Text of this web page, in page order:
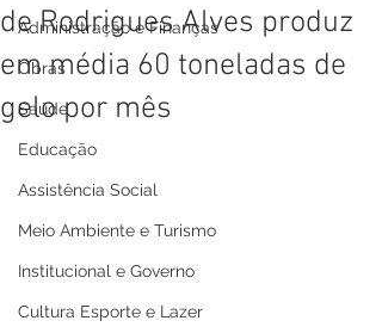
Administração e Finanças
Obras
Saúde
Educação
Assistência Social
Meio Ambiente e Turismo
Institucional e Governo
Cultura Esporte e Lazer
de Rodrigues Alves produz
em média 60 toneladas de
gelo por mês